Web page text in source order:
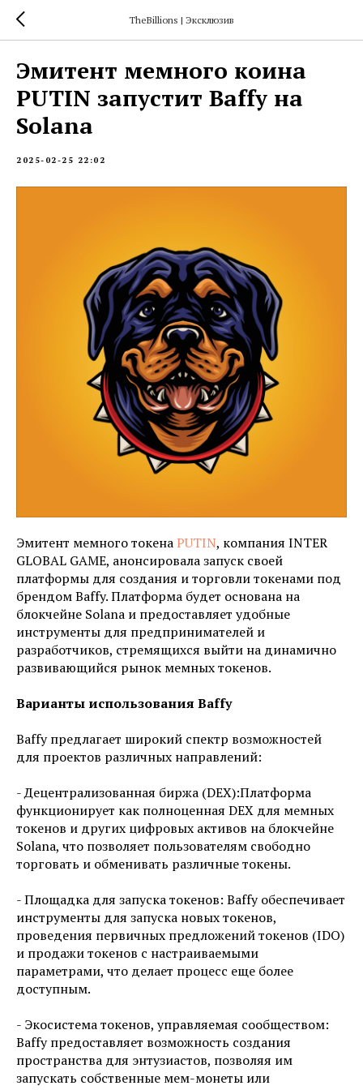
TheBillions | Эксклюзив
Эмитент мемного коина
PUTIN запустит Baffy на
Solana
2025-02-25 22:02
Эмитент мемного токенаPUTIN, компания INTER
GLOBAL GAME, анонсировала запуск своей
платформы для создания и торговли токенами под
брендом Baffy. Платформа будет основана на
блокчейне Solana и предоставляет удобные
инструменты для предпринимателей и
разработчиков, стремящихся выйти на динамично
развивающийся рынок мемных токенов.
Варианты использования Baffy
Baffy предлагает широкий спектр возможностей
для проектов различных направлений:
- Децентрализованная биржа (DEX):Платформа
функционирует как полноценная DEX для мемных
токенов и других цифровых активов на блокчейне
Solana, что позволяет пользователям свободно
торговать и обменивать различные токены.
- Площадка для запуска токенов: Baffy обеспечивает
инструменты для запуска новых токенов,
проведения первичных предложений токенов (IDO)
и продажи токенов с настраиваемыми
параметрами, что делает процесс еще более
доступным.
- Экосистема токенов, управляемая сообществом:
Baffy предоставляет возможность создания
пространства для энтузиастов, позволяя им
запускать собственные мем-монеты или